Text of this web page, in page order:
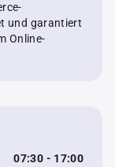
und garantiert
Online-
07:30 - 17:00